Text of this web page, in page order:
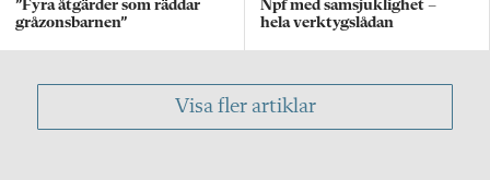
”Fyra åtgärder som räddar
gråzonsbarnen”
Npf med samsjuklighet –
hela verktygslådan
Visa fler artiklar